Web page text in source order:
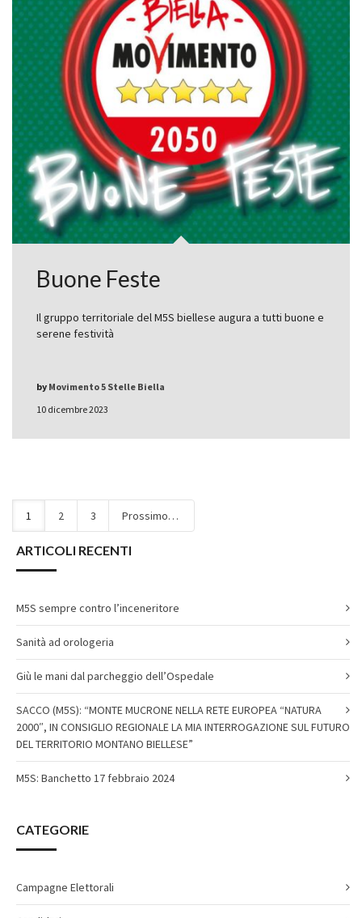
Buone Feste
Il gruppo territoriale del M5S biellese augura a tutti buone e
serene festività
10 dicembre 2023
by Movimento 5 Stelle Biella
1 2 3 Prossimo
ARTICOLI RECENTI
M5S sempre contro l’inceneritore
Sanità ad orologeria
Giù le mani dal parcheggio dell’Ospedale
SACCO (M5S): “MONTE MUCRONE NELLA RETE EUROPEA “NATURA
2000″, IN CONSIGLIO REGIONALE LA MIA INTERROGAZIONE SUL FUTURO
DEL TERRITORIO MONTANO BIELLESE”
M5S: Banchetto 17 febbraio 2024
CATEGORIE
Campagne Elettorali